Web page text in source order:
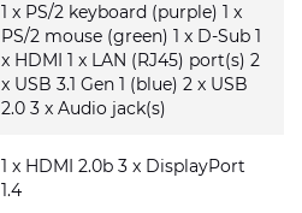
1 x PS/2 keyboard (purple) 1 x
PS/2 mouse (green) 1 x D-Sub 1
x HDMI 1 x LAN (RJ45) port(s) 2
x USB 3.1 Gen 1 (blue) 2 x USB
2.0 3 x Audio jack(s)
1 x HDMI 2.0b 3 x DisplayPort
1.4